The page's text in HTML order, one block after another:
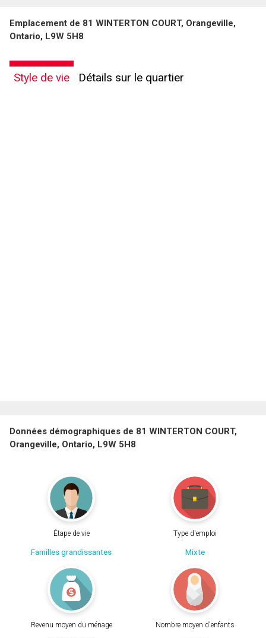
Téléphone
(Optionnel)
Emplacement de 81 WINTERTON COURT, Orangeville,
Ontario, L9W 5H8
Style de vie Détails sur le quartier
Données démographiques de 81 WINTERTON COURT,
Orangeville, Ontario, L9W 5H8
Étape de vie
Familles grandissantes
Type d'emploi
Mixte
Revenu moyen du ménage Nombre moyen d'enfants